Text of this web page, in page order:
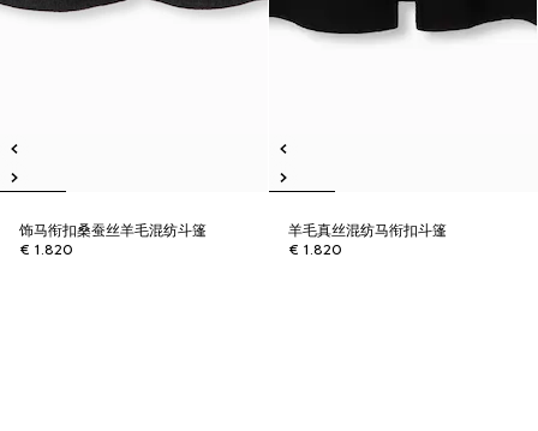
饰马衔扣桑蚕丝羊毛混纺斗篷
€ 1.820
羊毛真丝混纺马衔扣斗篷
€ 1.820